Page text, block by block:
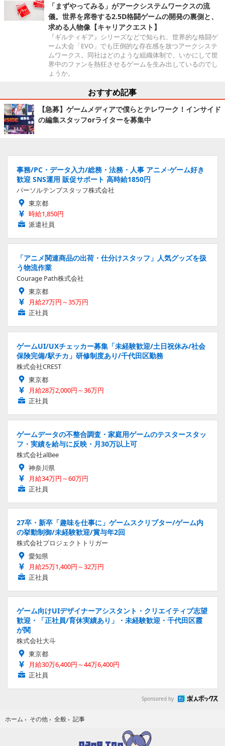
「まずやってみる」がアークシステムワークスの流
儀。世界を席巻する2.5D格闘ゲームの開発の裏側と、
求める人物像【キャリアクエスト】
『ギルティギア』シリーズなどで知られ、世界的な格闘ゲ
ーム大会「EVO」でも圧倒的な存在感を放つアークシステ
ムワークス。同社はどのような組織体制で、いかにして世
界中のファンを熱狂させるゲームを生み出しているのでし
ょうか。
おすすめ記事
【急募】ゲームメディアで僕らとテレワーク！インサイド
の編集スタッフorライターを募集中
事務/PC・データ入力/総務・法務・人事 アニメ·ゲーム好き
歓迎 SNS運用 販促サポート 高時給1850円
パーソルテンプスタッフ株式会社
東京都
時給1,850円
派遣社員
「アニメ関連商品の出荷・仕分けスタッフ」人気グッズを扱
う物流作業
Courage Path株式会社
東京都
月給27万円～35万円
正社員
ゲームUI/UXチェッカー募集「未経験歓迎/土日祝休み/社会
保険完備/駅チカ」研修制度あり/千代田区勤務
株式会社CREST
東京都
月給28万2,000円～36万円
正社員
ゲームデータの不整合調査・家庭用ゲームのテスタースタッ
フ・実績を給与に反映・月30万以上可
株式会社alBee
神奈川県
月給34万円～60万円
正社員
27卒・新卒「趣味を仕事に」ゲームスクリプター/ゲーム内
の挙動制御/未経験歓迎/賞与年2回
株式会社プロジェクトトリガー
愛知県
月給25万1,400円～32万円
正社員
ゲーム向けUIデザイナーアシスタント・クリエイティブ志望
歓迎・「正社員/育休実績あり」・未経験歓迎・千代田区霞
が関
株式会社大斗
東京都
月給30万6,400円～44万6,400円
正社員
Sponsored by
ホーム › その他 › 全般 › 記事